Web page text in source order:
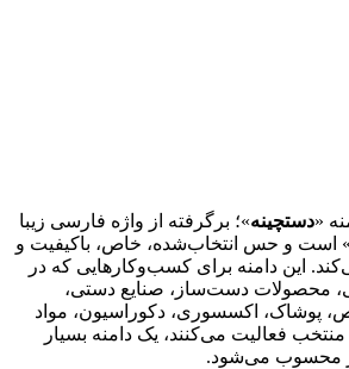
«دستچینه»؛ برگرفته از واژه فارسی زیبا
است و حس انتخاب‌شده، خاص، باکیفیت و
این دامنه برای کسب‌وکارهایی که در
محصولات دست‌ساز، صنایع دستی،
پوشاک، اکسسوری، دکوراسیون، مواد
فعالیت می‌کنند، یک دامنه بسیار
محسوب می‌شود.